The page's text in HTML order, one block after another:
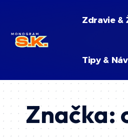
Zdravie &
Tipy &
Značka: